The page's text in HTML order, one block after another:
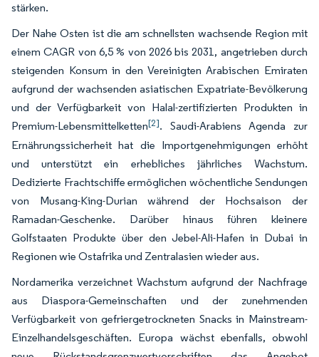
stärken.
Der Nahe Osten ist die am schnellsten wachsende Region mit
einem CAGR von 6,5 % von 2026 bis 2031, angetrieben durch
steigenden Konsum in den Vereinigten Arabischen Emiraten
aufgrund der wachsenden asiatischen Expatriate-Bevölkerung
und der Verfügbarkeit von Halal-zertifizierten Produkten in
Premium-Lebensmittelketten[2]. Saudi-Arabiens Agenda zur
Ernährungssicherheit hat die Importgenehmigungen erhöht
und unterstützt ein erhebliches jährliches Wachstum.
Dedizierte Frachtschiffe ermöglichen wöchentliche Sendungen
von Musang-King-Durian während der Hochsaison der
Ramadan-Geschenke. Darüber hinaus führen kleinere
Golfstaaten Produkte über den Jebel-Ali-Hafen in Dubai in
Regionen wie Ostafrika und Zentralasien wieder aus.
Nordamerika verzeichnet Wachstum aufgrund der Nachfrage
aus Diaspora-Gemeinschaften und der zunehmenden
Verfügbarkeit von gefriergetrockneten Snacks in Mainstream-
Einzelhandelsgeschäften. Europa wächst ebenfalls, obwohl